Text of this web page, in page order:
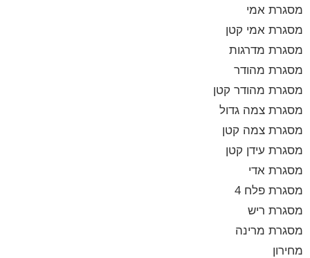
מסגרת אמי
מסגרת אמי קטן
מסגרת מדרגות
מסגרת מהודר
מסגרת מהודר קטן
מסגרת צמה גדול
מסגרת צמה קטן
מסגרת עידן קטן
מסגרת אדי
מסגרת פלח 4
מסגרת ריש
מסגרת מרינה
מחירון